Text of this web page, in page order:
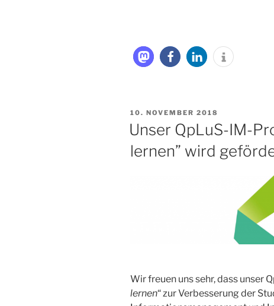
VERÖFFENTLICHT
AM
10. NOVEMBER 2018
Unser QpLuS-IM-
lernen” wird
Wir freuen uns sehr, dass unser
lernen“ zur Verbesserung der